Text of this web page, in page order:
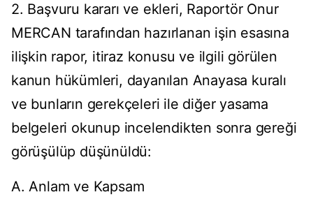
2. Başvuru kararı ve ekleri, Raportör Onur
MERCAN tarafından hazırlanan işin esasına
ilişkin rapor, itiraz konusu ve ilgili görülen
kanun hükümleri, dayanılan Anayasa kuralı
ve bunların gerekçeleri ile diğer yasama
belgeleri okunup incelendikten sonra gereği
görüşülüp düşünüldü:
A. Anlam ve Kapsam